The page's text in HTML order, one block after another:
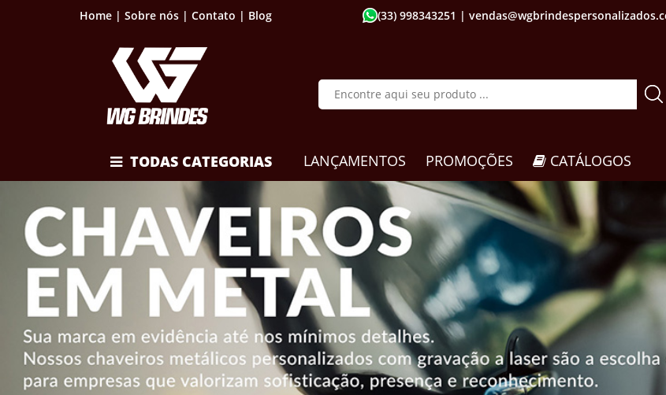
Home | Sobre nós | Contato | Blog (33) 998343251 |
TODAS CATEGORIAS LANÇAMENTOS PROMOÇÕES CATÁLOGOS